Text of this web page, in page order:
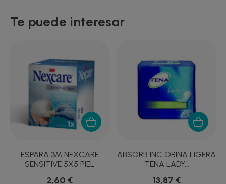
Te puede interesar
ESPARA 3M NEXCARE
SENSITIVE 5X5 PIEL
2,60 €
ABSORB INC ORINA LIGERA
TENA LADY...
13,87 €